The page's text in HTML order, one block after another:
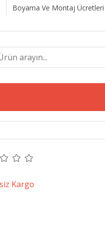
Boyama Ve Montaj Ücretleri